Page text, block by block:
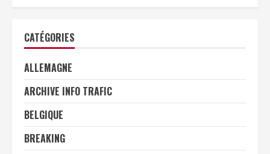
CATÉGORIES
ALLEMAGNE
ARCHIVE INFO TRAFIC
BELGIQUE
BREAKING